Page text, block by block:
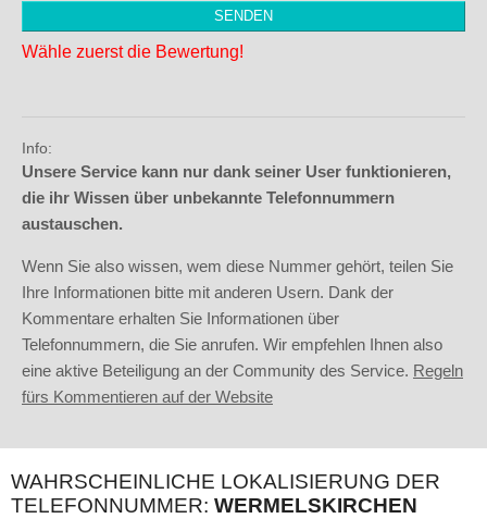
Wähle zuerst die Bewertung!
Info:
Unsere Service kann nur dank seiner User funktionieren,
die ihr Wissen über unbekannte Telefonnummern
austauschen.
Wenn Sie also wissen, wem diese Nummer gehört, teilen Sie
Ihre Informationen bitte mit anderen Usern. Dank der
Kommentare erhalten Sie Informationen über
Telefonnummern, die Sie anrufen. Wir empfehlen Ihnen also
eine aktive Beteiligung an der Community des Service. Regeln
fürs Kommentieren auf der Website
WAHRSCHEINLICHE LOKALISIERUNG DER
TELEFONNUMMER: WERMELSKIRCHEN